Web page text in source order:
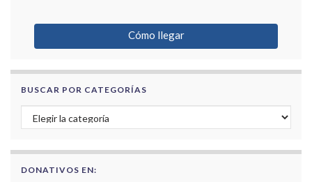
Cómo llegar
BUSCAR POR CATEGORÍAS
Buscar por categorías
DONATIVOS EN: